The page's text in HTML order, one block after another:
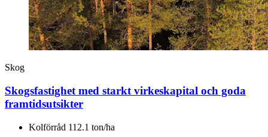
Skog
Skogsfastighet med starkt virkeskapital och goda
framtidsutsikter
Kolförråd 112.1 ton/ha